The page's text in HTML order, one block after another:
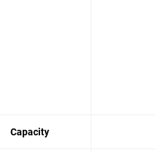
Capacity